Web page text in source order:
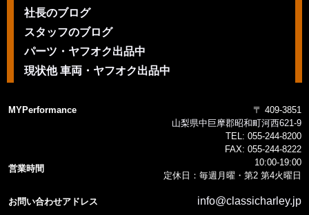
社長のブログ
スタッフのブログ
パーツ・ヤフオク出品中
現状他 車両・ヤフオク出品中
MYPerformance
〒 409-3851
山梨県中巨摩郡昭和町河西621-9
TEL: 055-244-8200
FAX: 055-244-8222
営業時間
10:00-19:00
定休日：毎週月曜・第2 第4火曜日
お問い合わせアドレス info@classicharley.jp